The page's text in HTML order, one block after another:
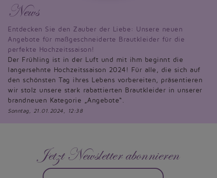
News
Entdecken Sie den Zauber der Liebe: Unsere neuen
Angebote für maßgeschneiderte Brautkleider für die
perfekte Hochzeitssaison!
Der Frühling ist in der Luft und mit ihm beginnt die
langersehnte Hochzeitssaison 2024! Für alle, die sich auf
den schönsten Tag ihres Lebens vorbereiten, präsentieren
wir stolz unsere stark rabattierten Brautkleider in unserer
brandneuen Kategorie „Angebote“.
Sonntag, 21.01.2024, 12:38
Jetzt Newsletter abonnieren